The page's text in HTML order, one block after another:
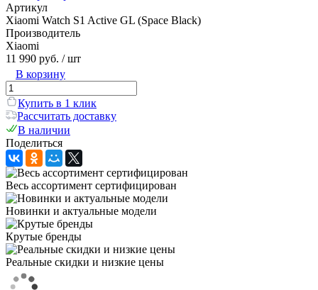
Артикул
Xiaomi Watch S1 Active GL (Space Black)
Производитель
Xiaomi
11 990 руб. / шт
В корзину
Купить в 1 клик
Рассчитать доставку
В наличии
Поделиться
Весь ассортимент сертифицирован
Новинки и актуальные модели
Крутые бренды
Реальные скидки и низкие цены